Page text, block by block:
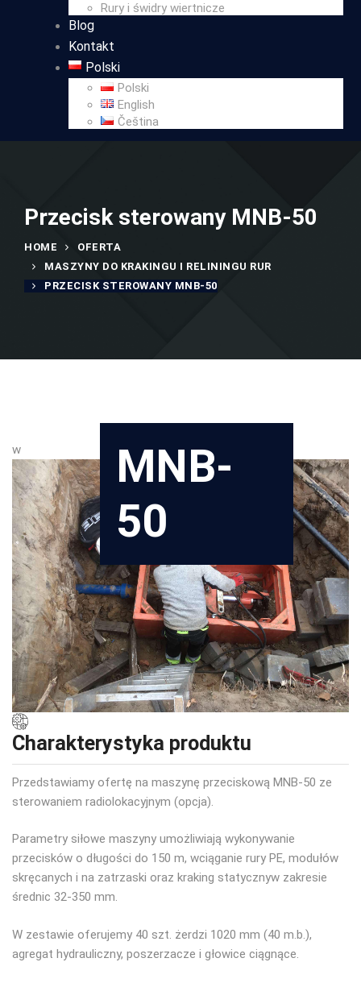
Rury i świdry wiertnicze
Blog
Kontakt
Polski
Polski
English
Čeština
Przecisk sterowany MNB-50
HOME
OFERTA
MASZYNY DO KRAKINGU I RELININGU RUR
PRZECISK STEROWANY MNB-50
w
MNB-
50
Charakterystyka produktu
Przedstawiamy ofertę na maszynę przeciskową MNB-50 ze
sterowaniem radiolokacyjnym (opcja).
Parametry siłowe maszyny umożliwiają wykonywanie
przecisków o długości do 150 m, wciąganie rury PE, modułów
skręcanych i na zatrzaski oraz kraking statycznyw zakresie
średnic 32-350 mm.
W zestawie oferujemy 40 szt. żerdzi 1020 mm (40 m.b.),
agregat hydrauliczny, poszerzacze i głowice ciągnące.